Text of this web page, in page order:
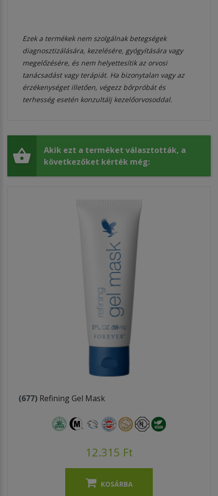
Ezek a termékek nem szolgálnak betegségek
diagnosztizálására, kezelésére, gyógyítására vagy
megelőzésére, és nem helyettesítik az orvosi
tanácsadást vagy terápiát. Ha bizonytalan vagy az
érzékenységet illetően, végezz bőrpróbát és
terhesség esetén konzultálj kezelőorvosoddal.
Akik ezt a terméket választották, a
következőket kérték még:
(677) Refining Gel Mask
12.315 Ft
KOSÁRBA